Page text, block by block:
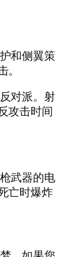
和侧翼策
对派。射
攻击时间
武器的电
亡时爆炸